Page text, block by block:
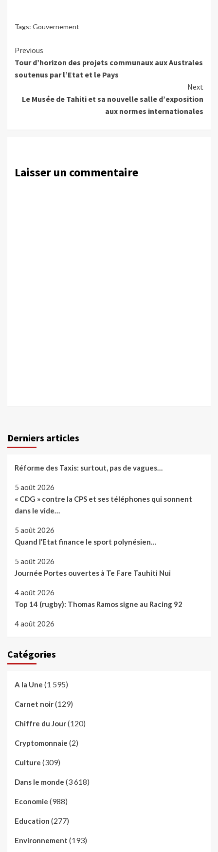
Tags: Gouvernement
Continue
Reading
Previous
Tour d’horizon des projets communaux aux Australes
soutenus par l’Etat et le Pays
Next
Le Musée de Tahiti et sa nouvelle salle d’exposition
aux normes internationales
Laisser un commentaire
Derniers articles
Réforme des Taxis: surtout, pas de vagues…
5 août 2026
« CDG » contre la CPS et ses téléphones qui sonnent
dans le vide…
5 août 2026
Quand l’Etat finance le sport polynésien…
5 août 2026
Journée Portes ouvertes à Te Fare Tauhiti Nui
4 août 2026
Top 14 (rugby): Thomas Ramos signe au Racing 92
4 août 2026
Catégories
A la Une (1 595)
Carnet noir(129)
Chiffre du Jour(120)
Cryptomonnaie (2)
Culture (309)
Dans le monde (3 618)
Economie (988)
Education (277)
Environnement (193)